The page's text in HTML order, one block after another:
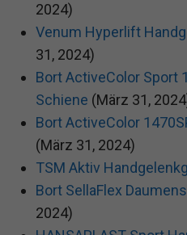
2024)
Venum Hyperlift
31, 2024)
Bort ActiveColor Sport
Schiene (März 31,
Bort ActiveColor
(März 31, 2024)
TSM Aktiv
Bort SellaFlex
2024)